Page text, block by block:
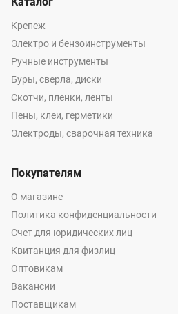
Крепеж
Электро и бензоинструменты
Ручные инструменты
Буры, сверла, диски
Скотчи, пленки, ленты
Пены, клеи, герметики
Электроды, сварочная техника
Покупателям
О магазине
Политика конфиденциальности
Счет для юридических лиц
Квитанция для физлиц
Оптовикам
Вакансии
Поставщикам